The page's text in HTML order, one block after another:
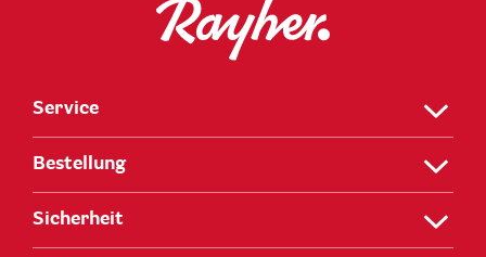
Service
Bestellung
Sicherheit